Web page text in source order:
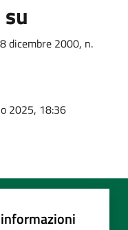
dicembre 2000, n.
2025, 18:36